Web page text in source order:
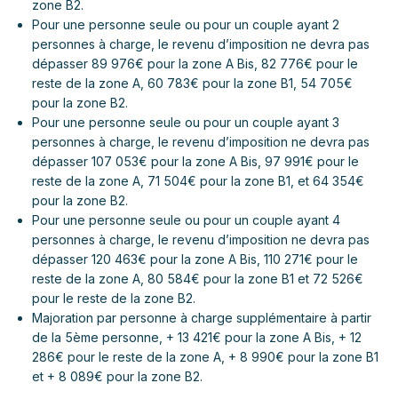
zone B2.
Pour une personne seule ou pour un couple ayant 2
personnes à charge, le revenu d’imposition ne devra pas
dépasser 89 976€ pour la zone A Bis, 82 776€ pour le
reste de la zone A, 60 783€ pour la zone B1, 54 705€
pour la zone B2.
Pour une personne seule ou pour un couple ayant 3
personnes à charge, le revenu d’imposition ne devra pas
dépasser 107 053€ pour la zone A Bis, 97 991€ pour le
reste de la zone A, 71 504€ pour la zone B1, et 64 354€
pour la zone B2.
Pour une personne seule ou pour un couple ayant 4
personnes à charge, le revenu d’imposition ne devra pas
dépasser 120 463€ pour la zone A Bis, 110 271€ pour le
reste de la zone A, 80 584€ pour la zone B1 et 72 526€
pour le reste de la zone B2.
Majoration par personne à charge supplémentaire à partir
de la 5ème personne, + 13 421€ pour la zone A Bis, + 12
286€ pour le reste de la zone A, + 8 990€ pour la zone B1
et + 8 089€ pour la zone B2.